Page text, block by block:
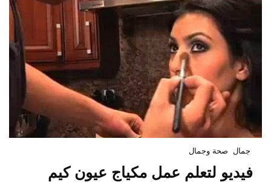
جمال صحة وجمال
فيديو لتعلم عمل مكياج عيون كيم